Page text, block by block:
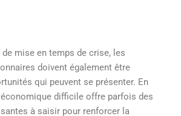
mise en temps de crise, les
doivent également être
qui peuvent se présenter. En
difficile offre parfois des
à saisir pour renforcer la